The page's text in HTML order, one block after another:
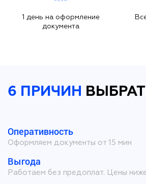
1 день на оформление
документа
6 ПРИЧИН
Оперативность
Оформляем документы от 15 мин
Выгода
Работаем без предоплат. Цены